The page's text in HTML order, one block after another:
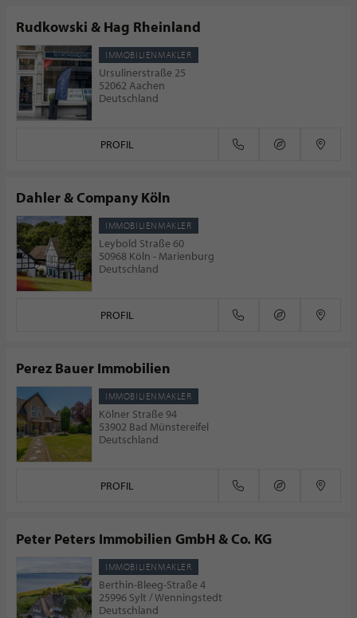
Rudkowski & Hag Rheinland
IMMOBILIENMAKLER
Ursulinerstraße 25
52062 Aachen
Deutschland
PROFIL
Dahler & Company Köln
IMMOBILIENMAKLER
Leybold Straße 60
50968 Köln - Marienburg
Deutschland
PROFIL
Perez Bauer Immobilien
IMMOBILIENMAKLER
Kölner Straße 94
53902 Bad Münstereifel
Deutschland
PROFIL
Peter Peters Immobilien GmbH & Co. KG
IMMOBILIENMAKLER
Berthin-Bleeg-Straße 4
25996 Sylt / Wenningstedt
Deutschland